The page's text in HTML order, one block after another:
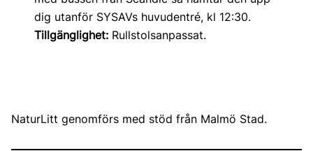
dig utanför SYSAVs huvudentré, kl 12:30.
Tillgänglighet: Rullstolsanpassat.
NaturLitt genomförs med stöd från Malmö Stad.